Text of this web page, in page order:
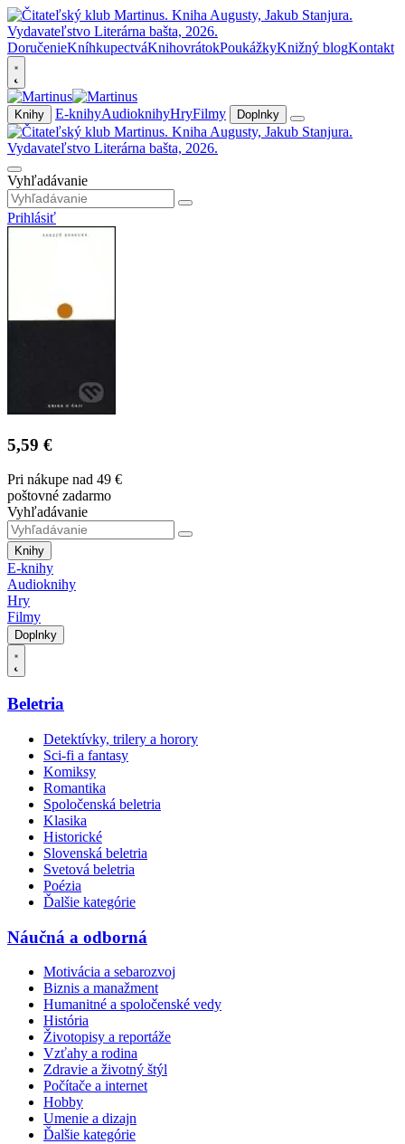
DoručenieKníhkupectváKnihovrátokPoukážkyKnižný blogKontakt
Knihy E-knihyAudioknihyHryFilmy Doplnky
Vyhľadávanie
Prihlásiť
5,59 €
Pri nákupe nad 49 €
poštovné zadarmo
Vyhľadávanie
Knihy
E-knihy
Audioknihy
Hry
Filmy
Doplnky
Beletria
Detektívky, trilery a horory
Sci-fi a fantasy
Komiksy
Romantika
Spoločenská beletria
Klasika
Historické
Slovenská beletria
Svetová beletria
Poézia
Ďalšie kategórie
Náučná a odborná
Motivácia a sebarozvoj
Biznis a manažment
Humanitné a spoločenské vedy
História
Životopisy a reportáže
Vzťahy a rodina
Zdravie a životný štýl
Počítače a internet
Hobby
Umenie a dizajn
Ďalšie kategórie